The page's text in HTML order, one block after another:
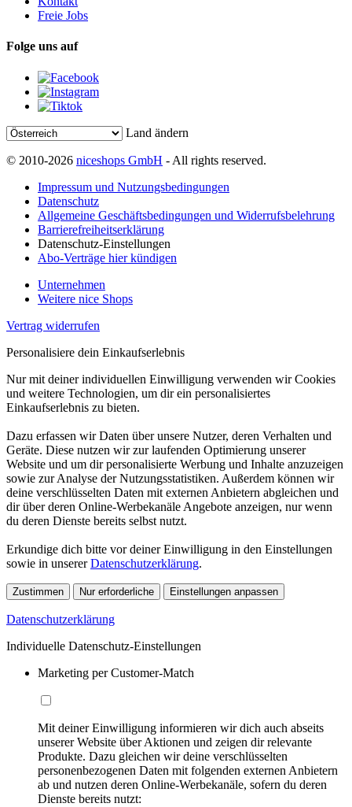
Freie Jobs
Folge uns auf
Land ändern
© 2010-2026 niceshops GmbH - All rights reserved.
Impressum und Nutzungsbedingungen
Datenschutz
Allgemeine Geschäftsbedingungen und Widerrufsbelehrung
Barrierefreiheitserklärung
Datenschutz-Einstellungen
Abo-Verträge hier kündigen
Unternehmen
Weitere nice Shops
Vertrag widerrufen
Personalisiere dein Einkaufserlebnis
Nur mit deiner individuellen Einwilligung verwenden wir Cookies
und weitere Technologien, um dir ein personalisiertes
Einkaufserlebnis zu bieten.
Dazu erfassen wir Daten über unsere Nutzer, deren Verhalten und
Geräte. Diese nutzen wir zur laufenden Optimierung unserer
Website und um dir personalisierte Werbung und Inhalte anzuzeigen
sowie zur Analyse der Nutzungsstatistiken. Außerdem können wir
deine verschlüsselten Daten mit externen Anbietern abgleichen und
dir über deren Online-Werbekanäle Angebote anzeigen, nur wenn
du deren Dienste bereits selbst nutzt.
Erkundige dich bitte vor deiner Einwilligung in den Einstellungen
sowie in unsererDatenschutzerklärung.
Zustimmen Nur erforderliche Einstellungen anpassen
Datenschutzerklärung
Individuelle Datenschutz-Einstellungen
Marketing per Customer-Match
Mit deiner Einwilligung informieren wir dich auch abseits
unserer Website über Aktionen und zeigen dir relevante
Produkte. Dazu gleichen wir deine verschlüsselten
personenbezogenen Daten mit folgenden externen Anbietern
ab und nutzen deren Online-Werbekanäle, sofern du deren
Dienste bereits nutzt: